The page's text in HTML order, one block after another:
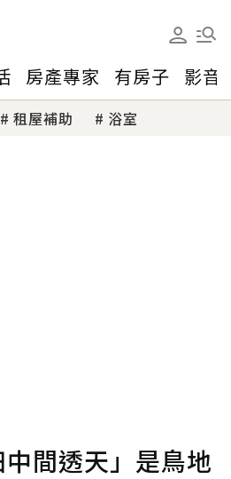
房產專家 有房子 影音
租屋補助 浴室
間透天」是鳥地